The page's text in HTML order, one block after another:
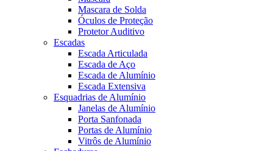
Mascara de Solda
Óculos de Proteção
Protetor Auditivo
Escadas
Escada Articulada
Escada de Aço
Escada de Alumínio
Escada Extensiva
Esquadrias de Alumínio
Janelas de Alumínio
Porta Sanfonada
Portas de Alumínio
Vitrôs de Alumínio